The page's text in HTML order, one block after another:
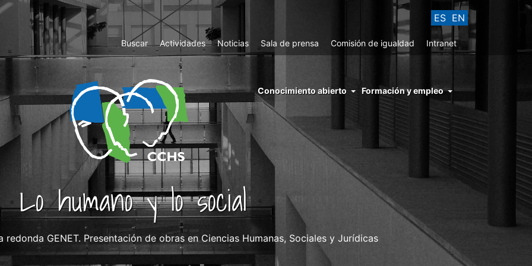
ES EN
Top
Menu
Buscar Actividades Noticias Sala de prensa Comisión de igualdad Intranet
menu
right
cchs
conocimiento
abierto
Conocimiento abierto Formación y empleo
Lo humano y lo social
redonda GENET. Presentación de obras en Ciencias Humanas, Sociales y Jurídicas